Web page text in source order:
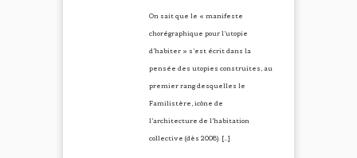
On sait que le « manifeste
chorégraphique pour l’utopie
d’habiter » s’est écrit dans la
pensée des utopies construites, au
premier rang desquelles le
Familistère, icône de
l’architecture de l’habitation
collective (dès 2008). […]